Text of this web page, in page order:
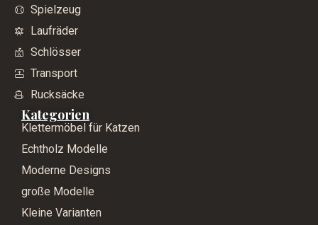
Spielzeug
Laufräder
Schlösser
Transport
Rucksäcke
Kategorien
Klettermöbel für Katzen
Echtholz Modelle
Moderne Designs
große Modelle
Kleine Varianten